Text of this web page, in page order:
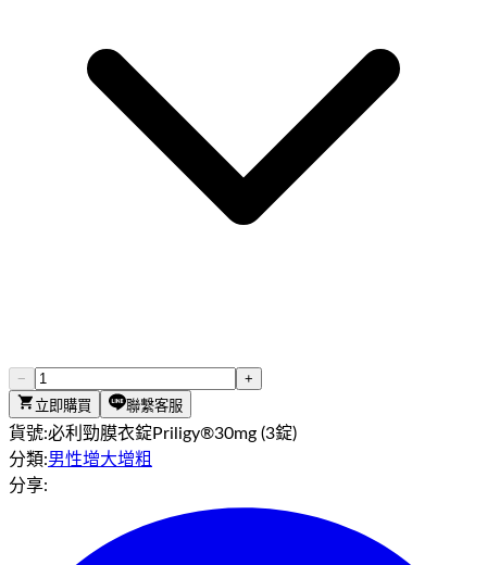
−
+
立即購買
聯繫客服
貨號:必利勁膜衣錠Priligy®30mg (3錠)
分類:男性增大增粗
分享: